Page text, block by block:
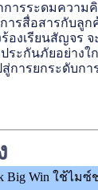
ารระดมความ
รสื่อสารกับลูก
ร้องเรียนสัญจ
ระกันภัยอย่าง
การยกระดับก